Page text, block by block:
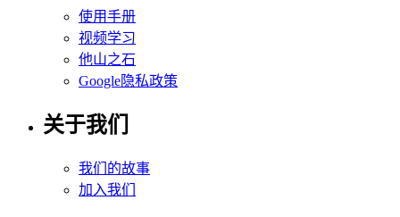
使用手册
视频学习
他山之石
Google隐私政策
关于我们
我们的故事
加入我们